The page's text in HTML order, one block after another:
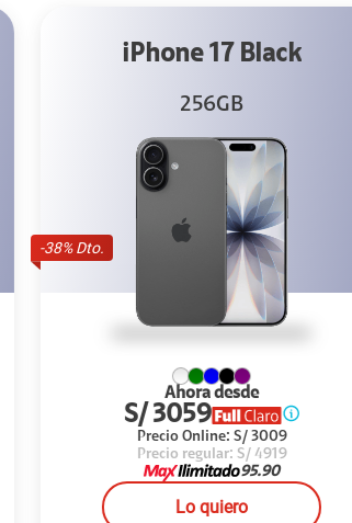
iPhone 17 Black
S/ 3009
S/ 4919
95.90
Lo quiero
-